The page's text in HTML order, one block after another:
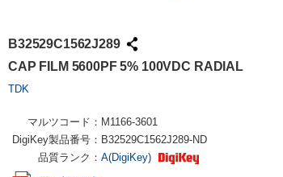
B32529C1562J289
CAP FILM 5600PF 5% 100VDC RADIAL
TDK
マルツコード： M1166-3601
DigiKey製品番号： B32529C1562J289-ND
品質ランク： A(DigiKey)